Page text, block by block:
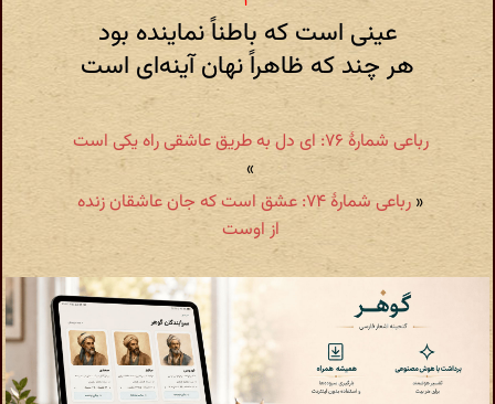
عینی است که باطناً نماینده بود
هر چند که ظاهراً نهان آینه‌ای است
رباعی شمارهٔ ۷۶: ای دل به طریق عاشقی راه یکی است
»
«
رباعی شمارهٔ ۷۴: عشق است که جان عاشقان زنده
از اوست